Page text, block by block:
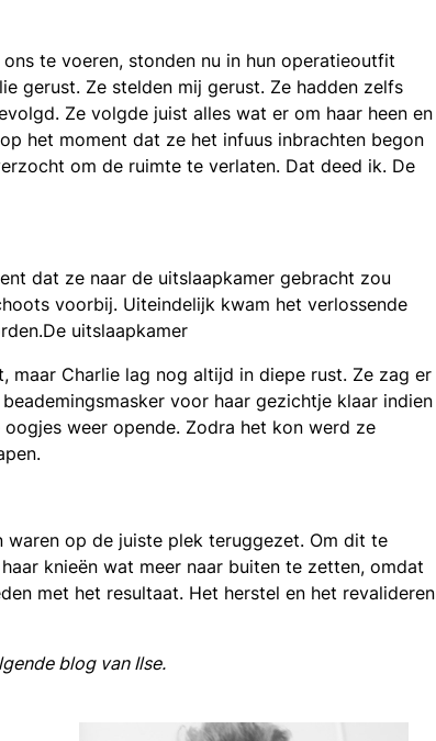
te voeren, stonden nu in hun operatieoutfit
gerust. Ze stelden mij gerust. Ze hadden zelfs
Ze volgde juist alles wat er om haar heen en
het moment dat ze het infuus inbrachten begon
om de ruimte te verlaten. Dat deed ik. De
dat ze naar de uitslaapkamer gebracht zou
voorbij. Uiteindelijk kwam het verlossende
uitslaapkamer
maar Charlie lag nog altijd in diepe rust. Ze zag er
voor haar gezichtje klaar indien
weer opende. Zodra het kon werd ze
op de juiste plek teruggezet. Om dit te
knieën wat meer naar buiten te zetten, omdat
met het resultaat. Het herstel en het revalideren
blog van Ilse.